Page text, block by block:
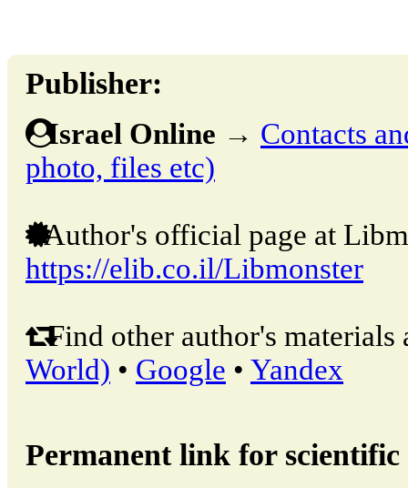
Publisher:
Israel Online → Contacts
photo, files etc)
Author's official page at
https://elib.co.il/Libmonster
Find other author's materials
World) • Google • Yandex
Permanent link for